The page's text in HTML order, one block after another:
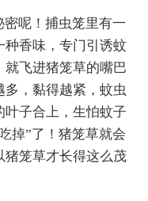
密呢！捕虫笼里有一
种香味，专门引诱蚊
飞进猪笼草的嘴巴
，黏得越紧，蚊虫
叶子合上，生怕蚊子
掉”了！猪笼草就会
猪笼草才长得这么茂